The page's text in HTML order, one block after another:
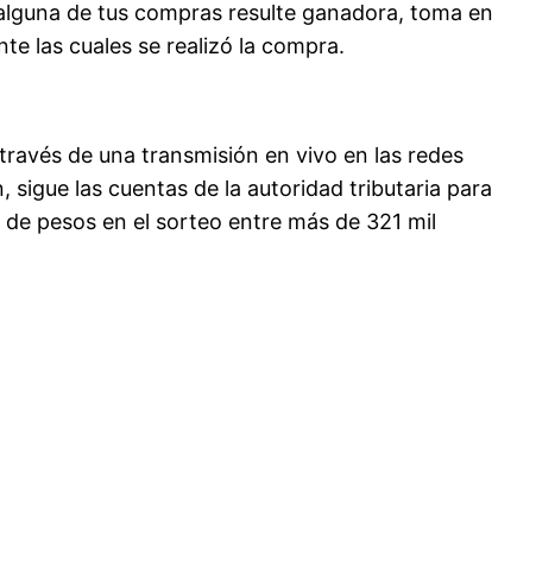
de tus compras resulte ganadora, toma en
las cuales se realizó la compra.
de una transmisión en vivo en las redes
sigue las cuentas de la autoridad tributaria para
pesos en el sorteo entre más de 321 mil